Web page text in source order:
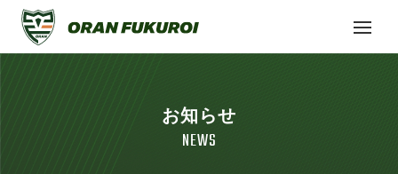
お知らせ
NEWS